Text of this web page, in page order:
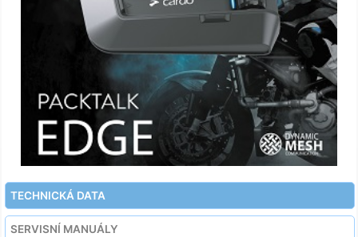
TECHNICKÁ DATA
SERVISNÍ MANUÁLY